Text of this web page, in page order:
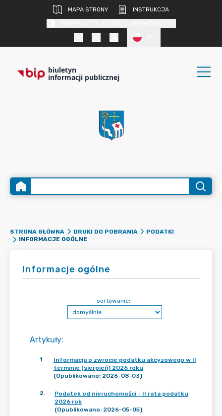
MAPA STRONY
INSTRUKCJA
biuletyn
informacji publicznej
STRONA GŁÓWNA DRUKI DO POBRANIA
PODATKI
INFORMACJE OGÓLNE
Informacje ogólne
Artykuły:
sortowanie:
1.
Informacja o zwrocie podatku akcyzowego w II
terminie (sierpień) 2026 roku
(Opublikowano: 2026-08-03)
2.
Podatek od nieruchomości - II rata podatku
2026 rok
(Opublikowano: 2026-05-05)